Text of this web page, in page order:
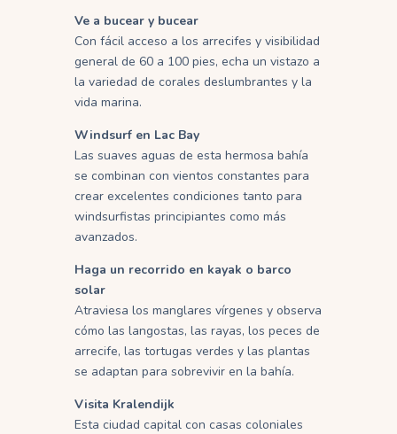
Ve a bucear y bucear
Con fácil acceso a los arrecifes y visibilidad
general de 60 a 100 pies, echa un vistazo a
la variedad de corales deslumbrantes y la
vida marina.
Windsurf en Lac Bay
Las suaves aguas de esta hermosa bahía
se combinan con vientos constantes para
crear excelentes condiciones tanto para
windsurfistas principiantes como más
avanzados.
Haga un recorrido en kayak o barco
solar
Atraviesa los manglares vírgenes y observa
cómo las langostas, las rayas, los peces de
arrecife, las tortugas verdes y las plantas
se adaptan para sobrevivir en la bahía.
Visita Kralendijk
Esta ciudad capital con casas coloniales